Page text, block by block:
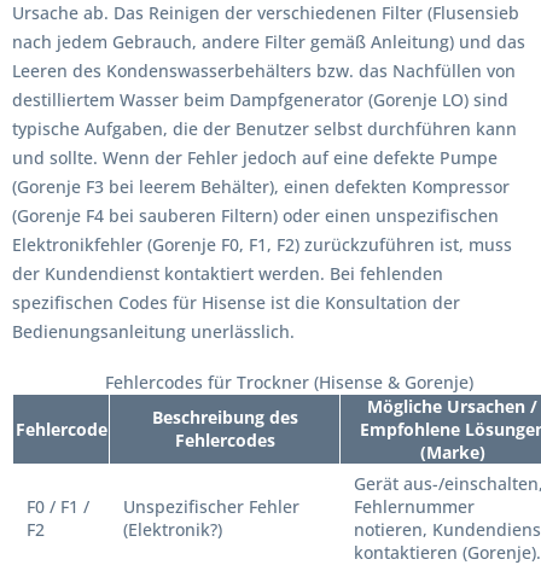
Ursache ab. Das Reinigen der verschiedenen Filter (Flusensieb
nach jedem Gebrauch, andere Filter gemäß Anleitung) und das
Leeren des Kondenswasserbehälters bzw. das Nachfüllen von
destilliertem Wasser beim Dampfgenerator (Gorenje LO) sind
typische Aufgaben, die der Benutzer selbst durchführen kann
und sollte. Wenn der Fehler jedoch auf eine defekte Pumpe
(Gorenje F3 bei leerem Behälter), einen defekten Kompressor
(Gorenje F4 bei sauberen Filtern) oder einen unspezifischen
Elektronikfehler (Gorenje F0, F1, F2) zurückzuführen ist, muss
der Kundendienst kontaktiert werden. Bei fehlenden
spezifischen Codes für Hisense ist die Konsultation der
Bedienungsanleitung unerlässlich.
Fehlercodes für Trockner (Hisense & Gorenje)
Fehlercode
Beschreibung des
Fehlercodes
Mögliche Ursachen /
Empfohlene
(Marke)
F0 / F1 /
F2
Unspezifischer Fehler
(Elektronik?)
Gerät aus-/
Fehlernummer
notieren,
kontaktieren (Gorenje).